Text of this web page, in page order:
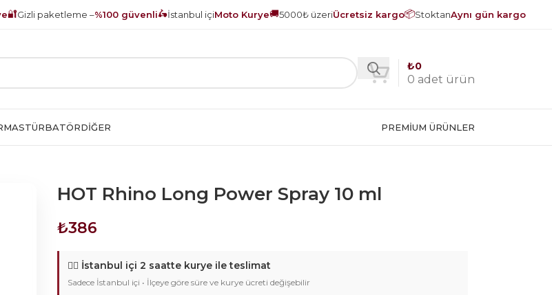
🔐Gizli paketleme –%100 güvenli🛵İstanbul içiMoto Kurye🚚5000₺ üzeriÜcretsiz kargo📦StoktanAynı gün kargo
0 adet ürün
₺0
MASTÜRBATÖRDIĞER PREMIUM ÜRÜNLER
HOT Rhino Long Power Spray 10 ml
₺386
🚴‍♂️ İstanbul içi 2 saatte kurye ile teslimat
Sadece İstanbul içi • İlçeye göre süre ve kurye ücreti değişebilir